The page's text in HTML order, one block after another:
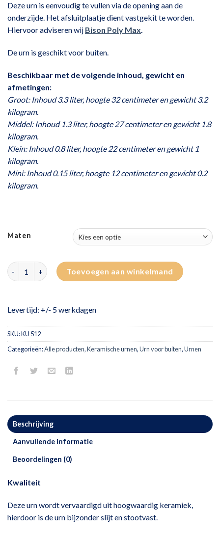
Deze urn is eenvoudig te vullen via de opening aan de
onderzijde. Het afsluitplaatje dient vastgekit te worden.
Hiervoor adviseren wij Bison Poly Max.
De urn is geschikt voor buiten.
Beschikbaar met de volgende inhoud, gewicht en
afmetingen:
Groot: Inhoud 3.3 liter, hoogte 32 centimeter en gewicht 3.2
kilogram.
Middel: Inhoud 1.3 liter, hoogte 27 centimeter en gewicht 1.8
kilogram.
Klein: Inhoud 0.8 liter, hoogte 22 centimeter en gewicht 1
kilogram.
Mini: Inhoud 0.15 liter, hoogte 12 centimeter en gewicht 0.2
kilogram.
Maten
Keramische bronskleurige urn | druppel aantal
Toevoegen aan winkelmand
Levertijd: +/- 5 werkdagen
SKU:KU 512
Categorieën:Alle producten,Keramische urnen,Urn voor buiten,Urnen
Beschrijving
Aanvullende informatie
Beoordelingen (0)
Kwaliteit
Deze urn wordt vervaardigd uit hoogwaardig keramiek,
hierdoor is de urn bijzonder slijt en stootvast.